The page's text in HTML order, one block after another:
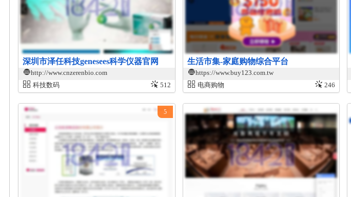
深圳市泽任科技genesees科学仪器官网
http://www.cnzerenbio.com
科技数码
512
生活市集-家庭购物综合平台
https://www.buy123.com.tw
电商购物
246
5